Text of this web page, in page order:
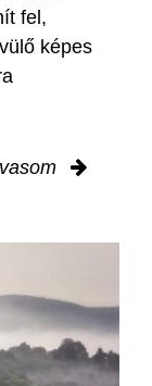
fel,
képes